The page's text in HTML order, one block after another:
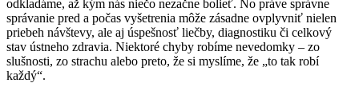
odkladáme, až kým nás niečo nezačne bolieť. No práve správne
správanie pred a počas vyšetrenia môže zásadne ovplyvniť nielen
priebeh návštevy, ale aj úspešnosť liečby, diagnostiku či celkový
stav ústneho zdravia. Niektoré chyby robíme nevedomky – zo
slušnosti, zo strachu alebo preto, že si myslíme, že „to tak robí
každý“.